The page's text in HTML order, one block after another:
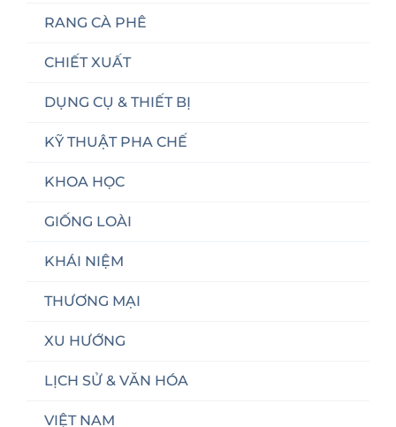
RANG CÀ PHÊ
CHIẾT XUẤT
DỤNG CỤ & THIẾT BỊ
KỸ THUẬT PHA CHẾ
KHOA HỌC
GIỐNG LOÀI
KHÁI NIỆM
THƯƠNG MẠI
XU HƯỚNG
LỊCH SỬ & VĂN HÓA
VIỆT NAM